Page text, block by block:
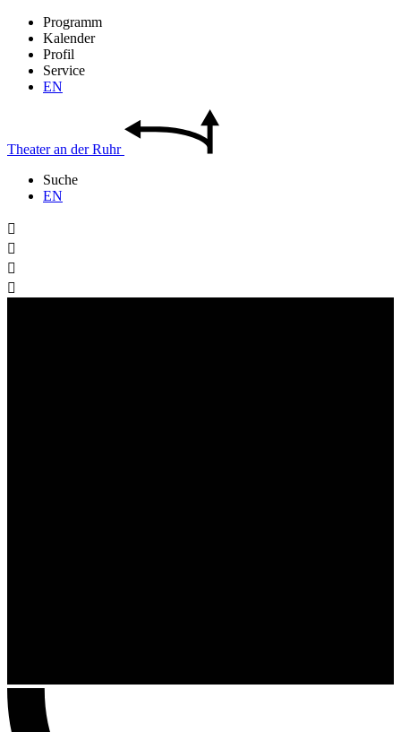
Programm
Kalender
Profil
Service
EN
Theateran derRuhr
Suche
EN



